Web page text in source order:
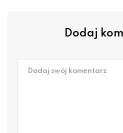
Dodaj
Dodaj swój komentarz